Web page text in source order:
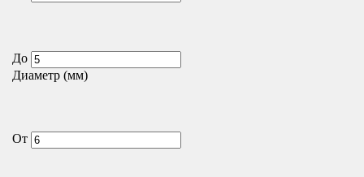
До
Диаметр (мм)
От